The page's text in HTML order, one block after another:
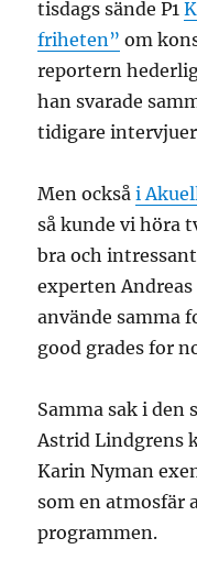
tisdags sände P1
friheten” om
reportern
han svarade
tidigare
Men ocksåi
så kunde vi höra
bra och
experten
använde samma
good grades for
Samma sak i
Astrid Lindgrens
Karin Nyman
som en atmosfär
programmen.